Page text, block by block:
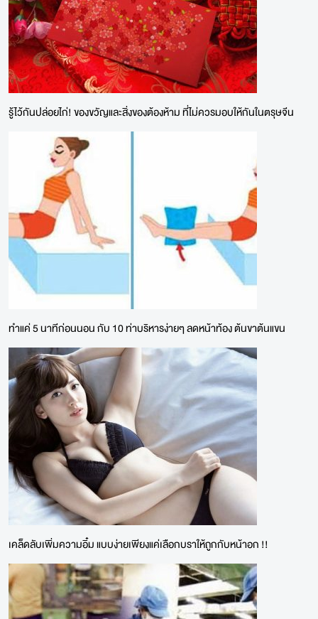
รู้ไว้กันปล่อยไก่! ของขวัญและสิ่งของต้องห้าม ที่ไม่ควรมอบให้กันในตรุษจีน
ทำแค่ 5 นาทีก่อนนอน กับ 10 ท่าบริหารง่ายๆ ลดหน้าท้อง ต้นขาต้นแขน
เคล็ดลับเพิ่มความอิ๋ม แบบง่ายเพียงแค่เลือกบราให้ถูกกับหน้าอก !!